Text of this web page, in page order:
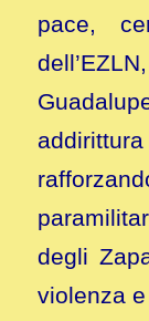
pace,
degli
violenza